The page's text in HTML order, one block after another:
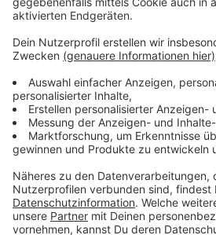
„Attraktive und trendige
die Aufenthaltsdauer und -qualität
häufiger und länger bleiben. Die
Levi findet den Vorschlag gut, die
auch abends noch ein gefragter
Luminaden seien ein geeigneter
Gastronomiezone zu schaffen, so
Herausforderung: Die
benötigten Parkplätzen
bereitstellen müssten. Die